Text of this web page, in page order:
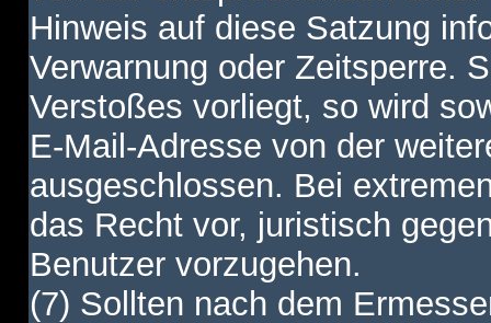
Hinweis auf diese Satzung
Verwarnung oder Zeitsperre.
Verstoßes vorliegt, so wird
E-Mail-Adresse von der
ausgeschlossen. Bei
das Recht vor, juristisch
Benutzer vorzugehen.
(7) Sollten nach dem